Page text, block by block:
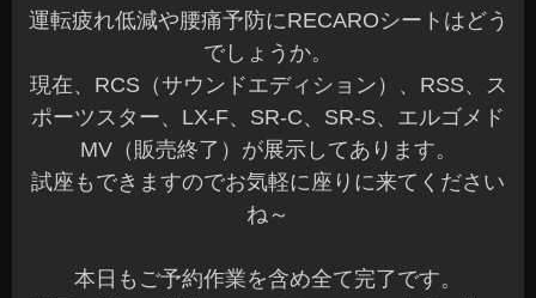
運転疲れ低減や腰痛予防にRECAROシートはどう
でしょうか。
現在、RCS（サウンドエディション）、RSS、ス
ポーツスター、LX-F、SR-C、SR-S、エルゴメド
MV（販売終了）が展示してあります。
試座もできますのでお気軽に座りに来てください
ね～
本日もご予約作業を含め全て完了です。